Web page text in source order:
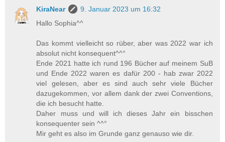
KiraNear
9. Januar 2023 um 16:32
Hallo Sophia^^
Das kommt vielleicht so rüber, aber was 2022 war ich
absolut nicht konsequent^^°
Ende 2021 hatte ich rund 196 Bücher auf meinem SuB
und Ende 2022 waren es dafür 200 - hab zwar 2022
viel gelesen, aber es sind auch sehr viele Bücher
dazugekommen, vor allem dank der zwei Conventions,
die ich besucht hatte.
Daher muss und will ich dieses Jahr ein bisschen
konsequenter sein ^^°
Mir geht es also im Grunde ganz genauso wie dir.